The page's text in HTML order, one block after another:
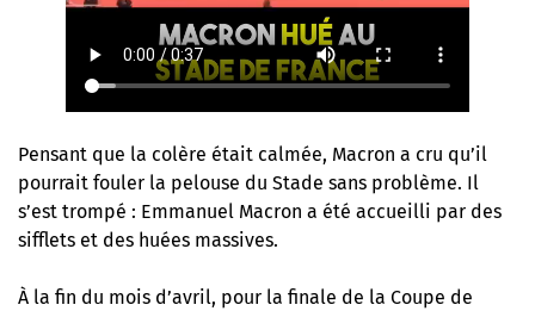
Pensant que la colère était calmée, Macron a cru qu’il
pourrait fouler la pelouse du Stade sans problème. Il
s’est trompé : Emmanuel Macron a été accueilli par des
sifflets et des huées massives.
À la fin du mois d’avril, pour la finale de la Coupe de